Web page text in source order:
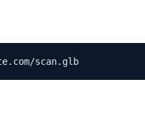
scan.glb